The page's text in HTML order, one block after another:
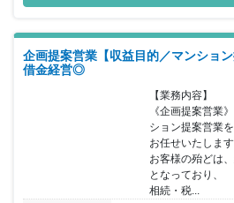
員が自らの夢を 追い求め、新たなこと
で創業者から直接仕事のスタイルや業務
す。 不動産の目利きから「この土地を
０→1を生み出す事が可能です。
企画提案営業【収益目的／マンショ
借金経営◎
【業務内容】
《企画提案営業
ション提案営業を
お任せいたします
お客様の殆どは
となっており、
相続・税...